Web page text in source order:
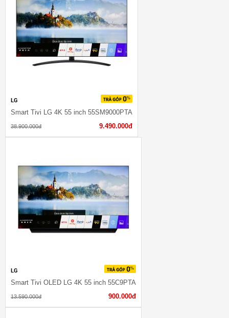
LG
Smart Tivi LG 4K 55 inch 55SM9000PTA
38.900.000đ 9.490.000đ
LG
Smart Tivi OLED LG 4K 55 inch 55C9PTA
13.590.000đ 900.000đ